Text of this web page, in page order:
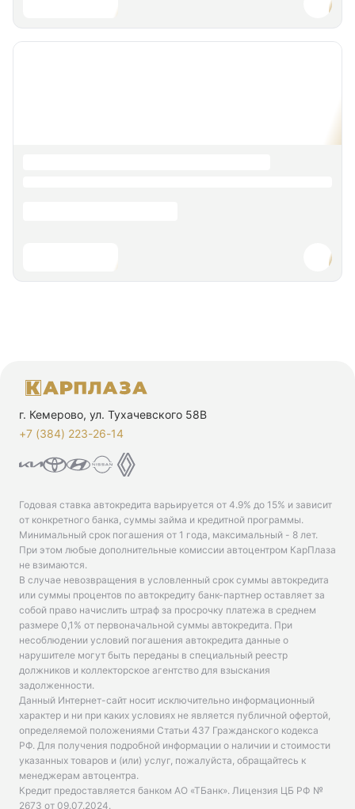
г. Кемерово, ул. Тухачевского 58В
+7 (384) 223-26-14‬
Годовая ставка автокредита варьируется от 4.9% до 15% и зависит
от конкретного банка, суммы займа и кредитной программы.
Минимальный срок погашения от 1 года, максимальный - 8 лет.
При этом любые дополнительные комиссии автоцентром КарПлаза
не взимаются.
В случае невозвращения в условленный срок суммы автокредита
или суммы процентов по автокредиту банк-партнер оставляет за
собой право начислить штраф за просрочку платежа в среднем
размере 0,1% от первоначальной суммы автокредита. При
несоблюдении условий погашения автокредита данные о
нарушителе могут быть переданы в специальный реестр
должников и коллекторское агентство для взыскания
задолженности.
Данный Интернет-сайт носит исключительно информационный
характер и ни при каких условиях не является публичной офертой,
определяемой положениями Статьи 437 Гражданского кодекса
РФ. Для получения подробной информации о наличии и стоимости
указанных товаров и (или) услуг, пожалуйста, обращайтесь к
менеджерам автоцентра.
Кредит предоставляется банком АО «ТБанк». Лицензия ЦБ РФ №
2673 от 09.07.2024.